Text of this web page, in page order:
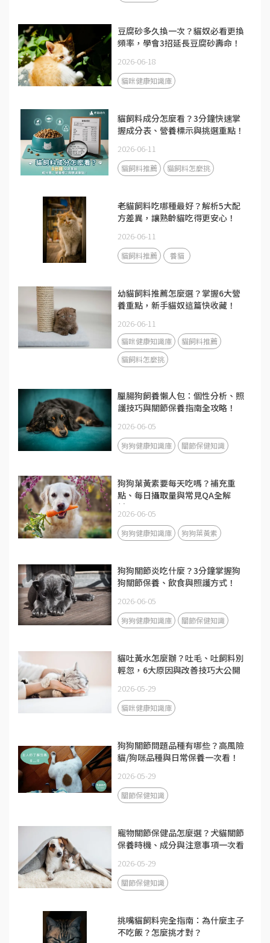
豆腐砂多久換一次？貓奴必看更換
頻率，學會3招延長豆腐砂壽命！
2026-06-18
貓咪健康知識庫
貓飼料成分怎麼看？3分鐘快速掌
握成分表、營養標示與挑選重點！
2026-06-11
貓飼料推薦 貓飼料怎麼挑
老貓飼料吃哪種最好？解析5大配
方差異，讓熟齡貓吃得更安心！
2026-06-11
貓飼料推薦 養貓
幼貓飼料推薦怎麼選？掌握6大營
養重點，新手貓奴這篇快收藏！
2026-06-11
貓咪健康知識庫
貓飼料推薦
貓飼料怎麼挑
臘腸狗飼養懶人包：個性分析、照
護技巧與關節保養指南全攻略！
2026-06-05
狗狗健康知識庫 關節保健知識
狗狗葉黃素要每天吃嗎？補充重
點、每日攝取量與常見QA全解
析！
2026-06-05
狗狗健康知識庫 狗狗葉黃素
狗狗關節炎吃什麼？3分鐘掌握狗
狗關節保養、飲食與照護方式！
2026-06-05
狗狗健康知識庫 關節保健知識
貓吐黃水怎麼辦？吐毛、吐飼料別
輕忽，6大原因與改善技巧大公開
2026-05-29
貓咪健康知識庫
狗狗關節問題品種有哪些？高風險
貓/狗咪品種與日常保養一次看！
2026-05-29
關節保健知識
寵物關節保健品怎麼選？犬貓關節
保養時機、成分與注意事項一次看
2026-05-29
關節保健知識
挑嘴貓飼料完全指南：為什麼主子
不吃飯？怎麼挑才對？